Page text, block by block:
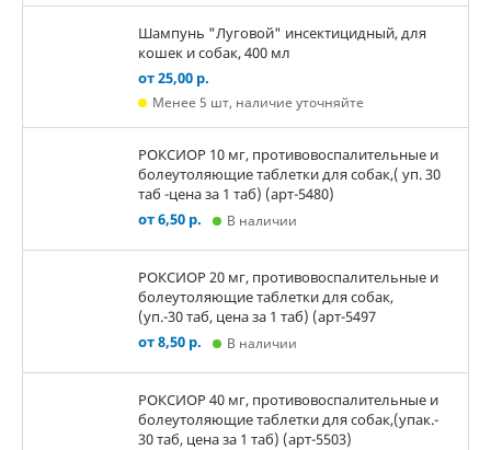
Шампунь "Луговой" инсектицидный, для
кошек и собак, 400 мл
от 25,00 р.
Менее 5 шт, наличие уточняйте
РОКСИОР 10 мг, противовоспалительные и
болеутоляющие таблетки для собак,( уп. 30
таб -цена за 1 таб) (арт-5480)
от 6,50 р.
В наличии
РОКСИОР 20 мг, противовоспалительные и
болеутоляющие таблетки для собак,
(уп.-30 таб, цена за 1 таб) (арт-5497
от 8,50 р.
В наличии
РОКСИОР 40 мг, противовоспалительные и
болеутоляющие таблетки для собак,(упак.-
30 таб, цена за 1 таб) (арт-5503)